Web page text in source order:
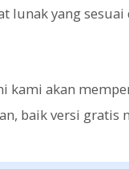
lunak yang
kami akan
baik versi gratis